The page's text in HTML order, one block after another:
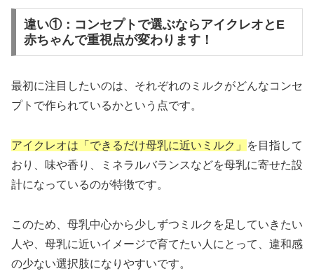
違い①：コンセプトで選ぶならアイクレオとE
赤ちゃんで重視点が変わります！
最初に注目したいのは、それぞれのミルクがどんなコンセ
プトで作られているかという点です。
アイクレオは「できるだけ母乳に近いミルク」
を目指して
おり、味や香り、ミネラルバランスなどを母乳に寄せた設
計になっているのが特徴です。
このため、母乳中心から少しずつミルクを足していきたい
人や、母乳に近いイメージで育てたい人にとって、違和感
の少ない選択肢になりやすいです。